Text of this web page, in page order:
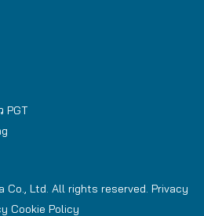
PGT
Co., Ltd. All rights reserved. Privacy
Cookie Policy